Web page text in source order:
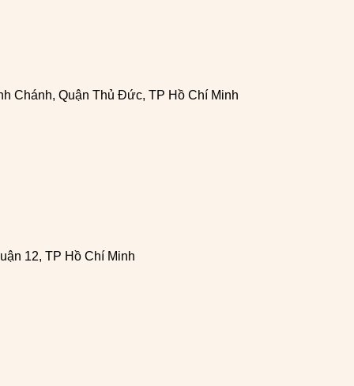
Chánh, Quận Thủ Đức, TP Hồ Chí Minh
12, TP Hồ Chí Minh